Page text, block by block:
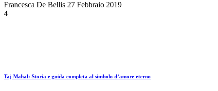
Francesca De Bellis 27 Febbraio 2019
4
Taj Mahal: Storia e guida completa al simbolo d’amore eterno